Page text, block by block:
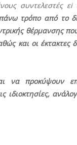
συντελεστές
τρόπο από το
θέρμανσης
και οι έκτακτες
να προκύψουν
ιδιοκτησίες,